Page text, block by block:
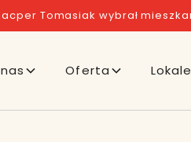
Tomasiak wybrał
Oferta